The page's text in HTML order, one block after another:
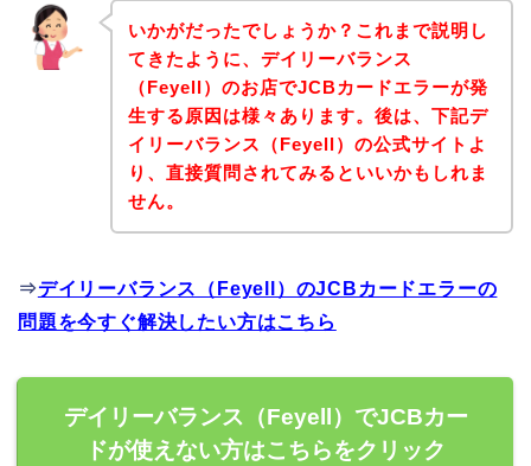
いかがだったでしょうか？これまで説明し
てきたように、デイリーバランス
（Feyell）のお店でJCBカードエラーが発
生する原因は様々あります。後は、下記デ
イリーバランス（Feyell）の公式サイトよ
り、直接質問されてみるといいかもしれま
せん。
⇒デイリーバランス（Feyell）のJCBカードエラーの
問題を今すぐ解決したい方はこちら
デイリーバランス（Feyell）でJCBカー
ドが使えない方はこちらをクリック